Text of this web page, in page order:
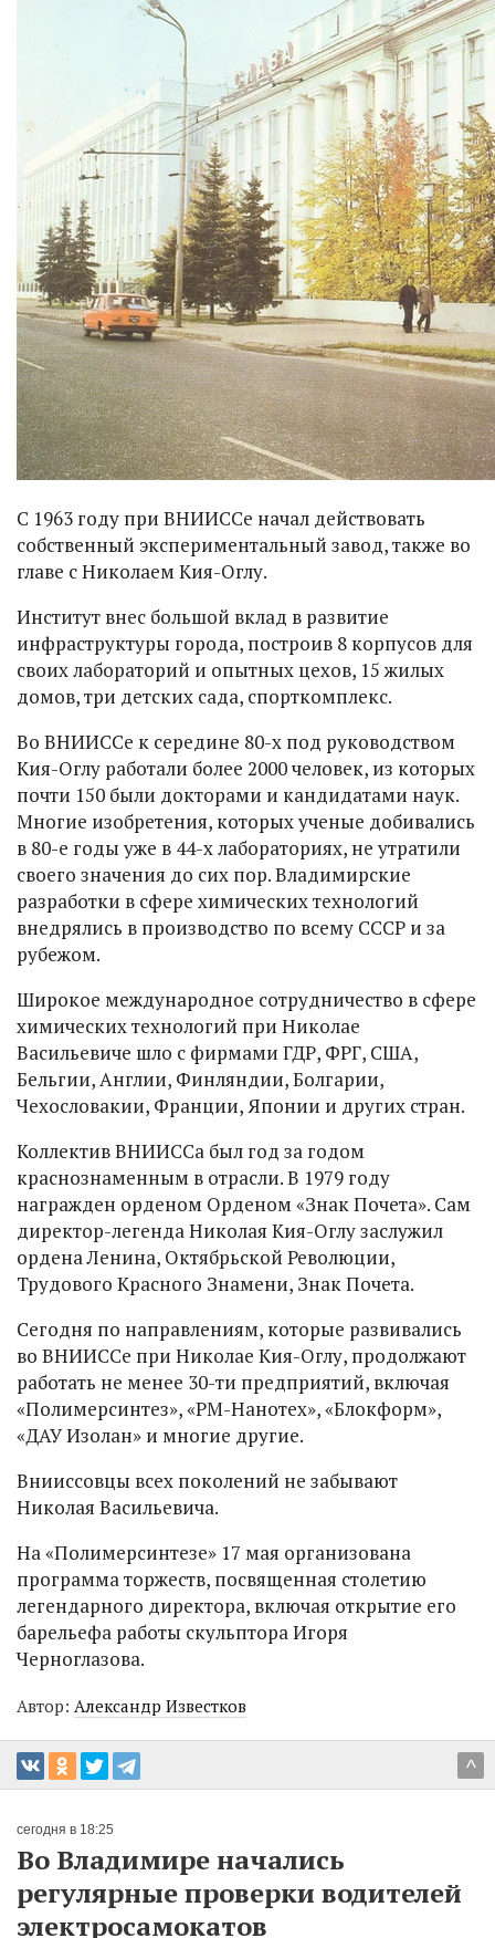
С 1963 году при ВНИИССе начал действовать
собственный экспериментальный завод, также во
главе с Николаем Кия-Оглу.
Институт внес большой вклад в развитие
инфраструктуры города, построив 8 корпусов для
своих лабораторий и опытных цехов, 15 жилых
домов, три детских сада, спорткомплекс.
Во ВНИИССе к середине 80-х под руководством
Кия-Оглу работали более 2000 человек, из которых
почти 150 были докторами и кандидатами наук.
Многие изобретения, которых ученые добивались
в 80-е годы уже в 44-х лабораториях, не утратили
своего значения до сих пор. Владимирские
разработки в сфере химических технологий
внедрялись в производство по всему СССР и за
рубежом.
Широкое международное сотрудничество в сфере
химических технологий при Николае
Васильевиче шло с фирмами ГДР, ФРГ, США,
Бельгии, Англии, Финляндии, Болгарии,
Чехословакии, Франции, Японии и других стран.
Коллектив ВНИИССа был год за годом
краснознаменным в отрасли. В 1979 году
награжден орденом Орденом «Знак Почета». Сам
директор-легенда Николая Кия-Оглу заслужил
ордена Ленина, Октябрьской Революции,
Трудового Красного Знамени, Знак Почета.
Сегодня по направлениям, которые развивались
во ВНИИССе при Николае Кия-Оглу, продолжают
работать не менее 30-ти предприятий, включая
«Полимерсинтез», «РМ-Нанотех», «Блокформ»,
«ДАУ Изолан» и многие другие.
Внииссовцы всех поколений не забывают
Николая Васильевича.
На «Полимерсинтезе» 17 мая организована
программа торжеств, посвященная столетию
легендарного директора, включая открытие его
барельефа работы скульптора Игоря
Черноглазова.
Автор: Александр Известков
^
сегодня в 18:25
Во Владимире начались
регулярные проверки водителей
электросамокатов